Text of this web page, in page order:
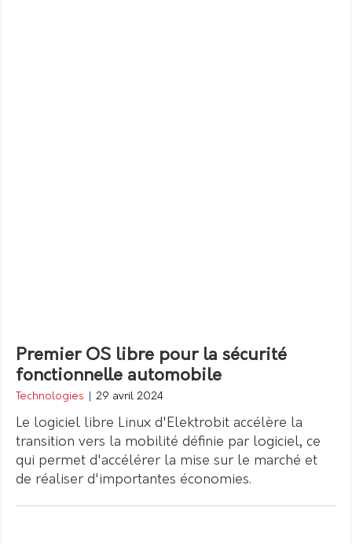
Premier OS libre pour la sécurité
fonctionnelle automobile
Technologies 29 avril 2024
Le logiciel libre Linux d'Elektrobit accélère la
transition vers la mobilité définie par logiciel, ce
qui permet d'accélérer la mise sur le marché et
de réaliser d'importantes économies.